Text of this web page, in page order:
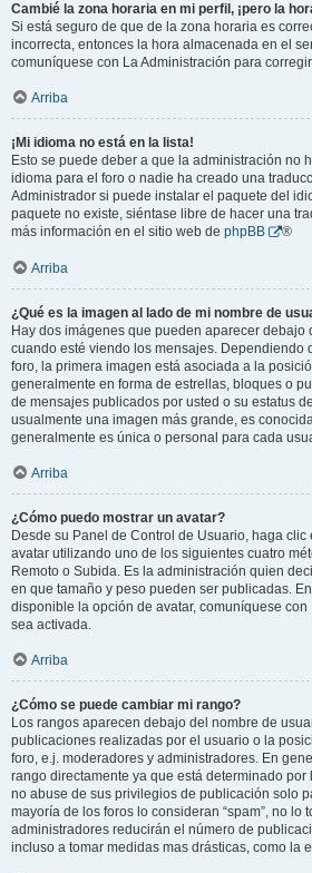
Cambié la zona horaria en mi perfil, ¡pero la
Si está seguro de que de la zona horaria es
incorrecta, entonces la hora almacenada en el
comuníquese con La Administración para
Arriba
¡Mi idioma no está en la lista!
Esto se puede deber a que la administración no
idioma para el foro o nadie ha creado una
Administrador si puede instalar el paquete del
paquete no existe, siéntase libre de hacer una
más información en el sitio web de phpBB ®
Arriba
¿Qué es la imagen al lado de mi nombre de
Hay dos imágenes que pueden aparecer debajo
cuando esté viendo los mensajes. Dependiendo
foro, la primera imagen está asociada a la
generalmente en forma de estrellas, bloques o
de mensajes publicados por usted o su estatus
usualmente una imagen más grande, es
generalmente es única o personal para cada
Arriba
¿Cómo puedo mostrar un avatar?
Desde su Panel de Control de Usuario, haga clic
avatar utilizando uno de los siguientes cuatro
Remoto o Subida. Es la administración quien
en que tamaño y peso pueden ser publicadas.
disponible la opción de avatar, comuníquese
sea activada.
Arriba
¿Cómo se puede cambiar mi rango?
Los rangos aparecen debajo del nombre de
publicaciones realizadas por el usuario o la
foro, e.j. moderadores y administradores. En
rango directamente ya que está determinado por
no abuse de sus privilegios de publicación solo
mayoría de los foros lo consideran “spam”, no lo
administradores reducirán el número de
incluso a tomar medidas mas drásticas, como la